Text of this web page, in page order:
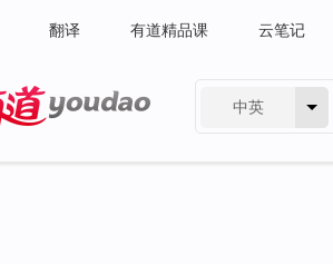
翻译 有道精品课 云笔记
中英